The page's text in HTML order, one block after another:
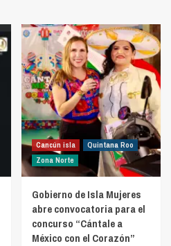
Cancún isla
Quintana Roo
Zona Norte
Gobierno de Isla Mujeres
abre convocatoria para el
concurso “Cántale a
México con el Corazón”